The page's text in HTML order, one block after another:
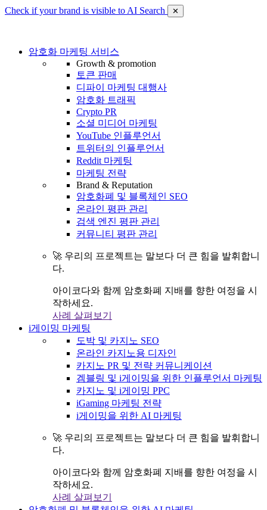
Check if your brand is visible to AI Search ✕
암호화 마케팅 서비스
Growth & promotion
토큰 판매
디파이 마케팅 대행사
암호화 트래픽
Crypto PR
소셜 미디어 마케팅
YouTube 인플루언서
트위터의 인플루언서
Reddit 마케팅
마케팅 전략
Brand & Reputation
암호화폐 및 블록체인 SEO
온라인 평판 관리
검색 엔진 평판 관리
커뮤니티 평판 관리
🚀 우리의 프로젝트는 말보다 더 큰 힘을 발휘합니
다.
아이코다와 함께 암호화폐 지배를 향한 여정을 시
작하세요.
사례 살펴보기
i게이밍 마케팅
도박 및 카지노 SEO
온라인 카지노용 디자인
카지노 PR 및 전략 커뮤니케이션
겜블링 및 i게이밍을 위한 인플루언서 마케팅
카지노 및 i게이밍 PPC
iGaming 마케팅 전략
i게이밍을 위한 AI 마케팅
🚀 우리의 프로젝트는 말보다 더 큰 힘을 발휘합니
다.
아이코다와 함께 암호화폐 지배를 향한 여정을 시
작하세요.
사례 살펴보기